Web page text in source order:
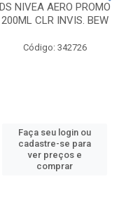
DS NIVEA AERO PROMO
200ML CLR INVIS. BEW
Código: 342726
Faça seu login ou
cadastre-se para
ver preços e
comprar